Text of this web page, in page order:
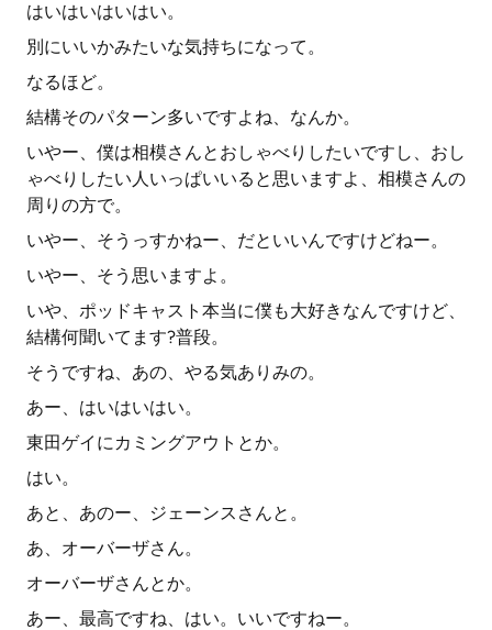
はいはいはいはい。
別にいいかみたいな気持ちになって。
なるほど。
結構そのパターン多いですよね、なんか。
いやー、僕は相模さんとおしゃべりしたいですし、おし
ゃべりしたい人いっぱいいると思いますよ、相模さんの
周りの方で。
いやー、そうっすかねー、だといいんですけどねー。
いやー、そう思いますよ。
いや、ポッドキャスト本当に僕も大好きなんですけど、
結構何聞いてます?普段。
そうですね、あの、やる気ありみの。
あー、はいはいはい。
東田ゲイにカミングアウトとか。
はい。
あと、あのー、ジェーンスさんと。
あ、オーバーザさん。
オーバーザさんとか。
あー、最高ですね、はい。いいですねー。